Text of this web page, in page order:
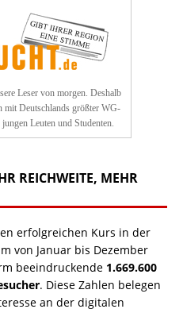
Leser von morgen. Deshalb
Deutschlands größter WG-
jungen Leuten und Studenten.
REICHWEITE, MEHR
erfolgreichen Kurs in der
von Januar bis Dezember
beeindruckende 1.669.600
. Diese Zahlen belegen
an der digitalen